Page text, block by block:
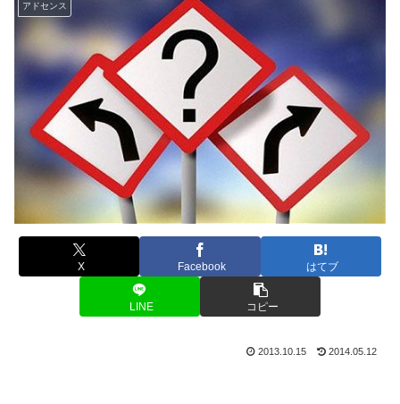
アドセンス
X Facebook はてブ
LINE コピー
2013.10.15 2014.05.12